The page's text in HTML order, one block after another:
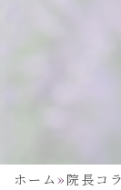
ホーム » 院長コ